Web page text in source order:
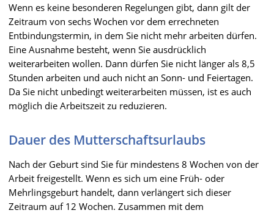
Wenn es keine besonderen Regelungen gibt, dann gilt der
Zeitraum von sechs Wochen vor dem errechneten
Entbindungstermin, in dem Sie nicht mehr arbeiten dürfen.
Eine Ausnahme besteht, wenn Sie ausdrücklich
weiterarbeiten wollen. Dann dürfen Sie nicht länger als 8,5
Stunden arbeiten und auch nicht an Sonn- und Feiertagen.
Da Sie nicht unbedingt weiterarbeiten müssen, ist es auch
möglich die Arbeitszeit zu reduzieren.
Dauer des Mutterschaftsurlaubs
Nach der Geburt sind Sie für mindestens 8 Wochen von der
Arbeit freigestellt. Wenn es sich um eine Früh- oder
Mehrlingsgeburt handelt, dann verlängert sich dieser
Zeitraum auf 12 Wochen. Zusammen mit dem